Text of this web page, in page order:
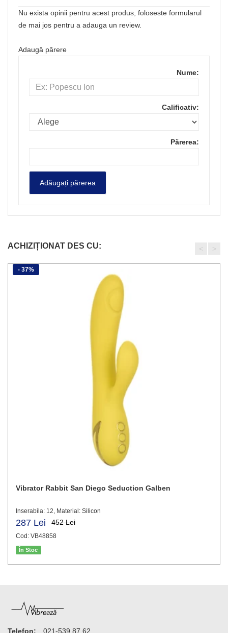
Nu exista opinii pentru acest produs, foloseste formularul
de mai jos pentru a adauga un review.
Adaugă părere
Nume:
Calificativ:
Părerea:
ACHIZIȚIONAT DES CU:
Vibrator Rabbit San Diego Seduction Galben
Inserabila: 12, Material: Silicon
287 Lei 452 Lei
Cod: VB48858
În Stoc
- 37%
< >
Telefon:
021-539.87.62